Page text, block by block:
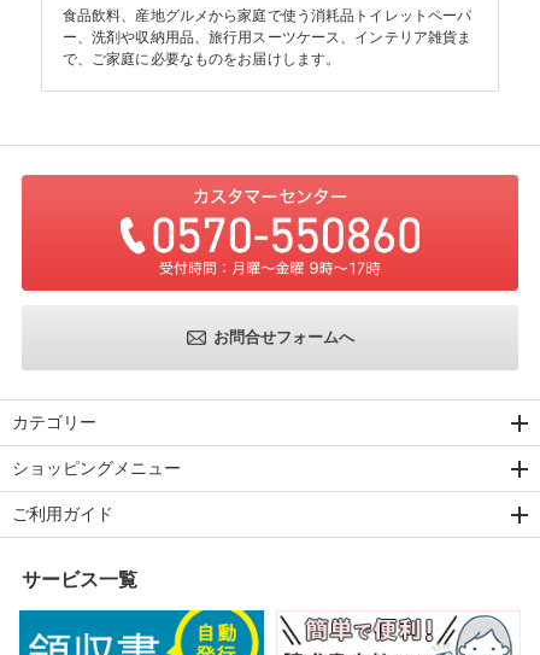
食品飲料、産地グルメから家庭で使う消耗品トイレットペーパ
ー、洗剤や収納用品、旅行用スーツケース、インテリア雑貨ま
で、ご家庭に必要なものをお届けします。
お問合せフォームへ
カテゴリー
ショッピングメニュー
ご利用ガイド
サービス一覧